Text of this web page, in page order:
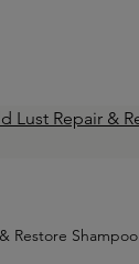
Restore Shampoo